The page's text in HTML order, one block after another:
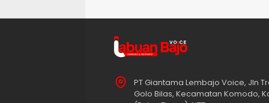
PT Giantama Lembajo Voice, Jln
Golo Bilas, Kecamatan Komodo,